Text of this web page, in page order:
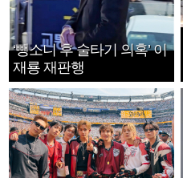
‘뺑소니 후 술타기 의혹’ 이
재룡 재판행